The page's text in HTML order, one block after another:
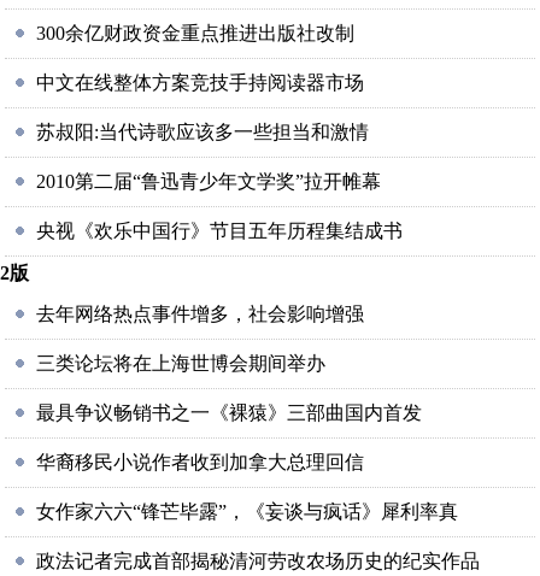
300余亿财政资金重点推进出版社改制
中文在线整体方案竞技手持阅读器市场
苏叔阳:当代诗歌应该多一些担当和激情
2010第二届“鲁迅青少年文学奖”拉开帷幕
央视《欢乐中国行》节目五年历程集结成书
2版
去年网络热点事件增多，社会影响增强
三类论坛将在上海世博会期间举办
最具争议畅销书之一《裸猿》三部曲国内首发
华裔移民小说作者收到加拿大总理回信
女作家六六“锋芒毕露”，《妄谈与疯话》犀利率真
政法记者完成首部揭秘清河劳改农场历史的纪实作品